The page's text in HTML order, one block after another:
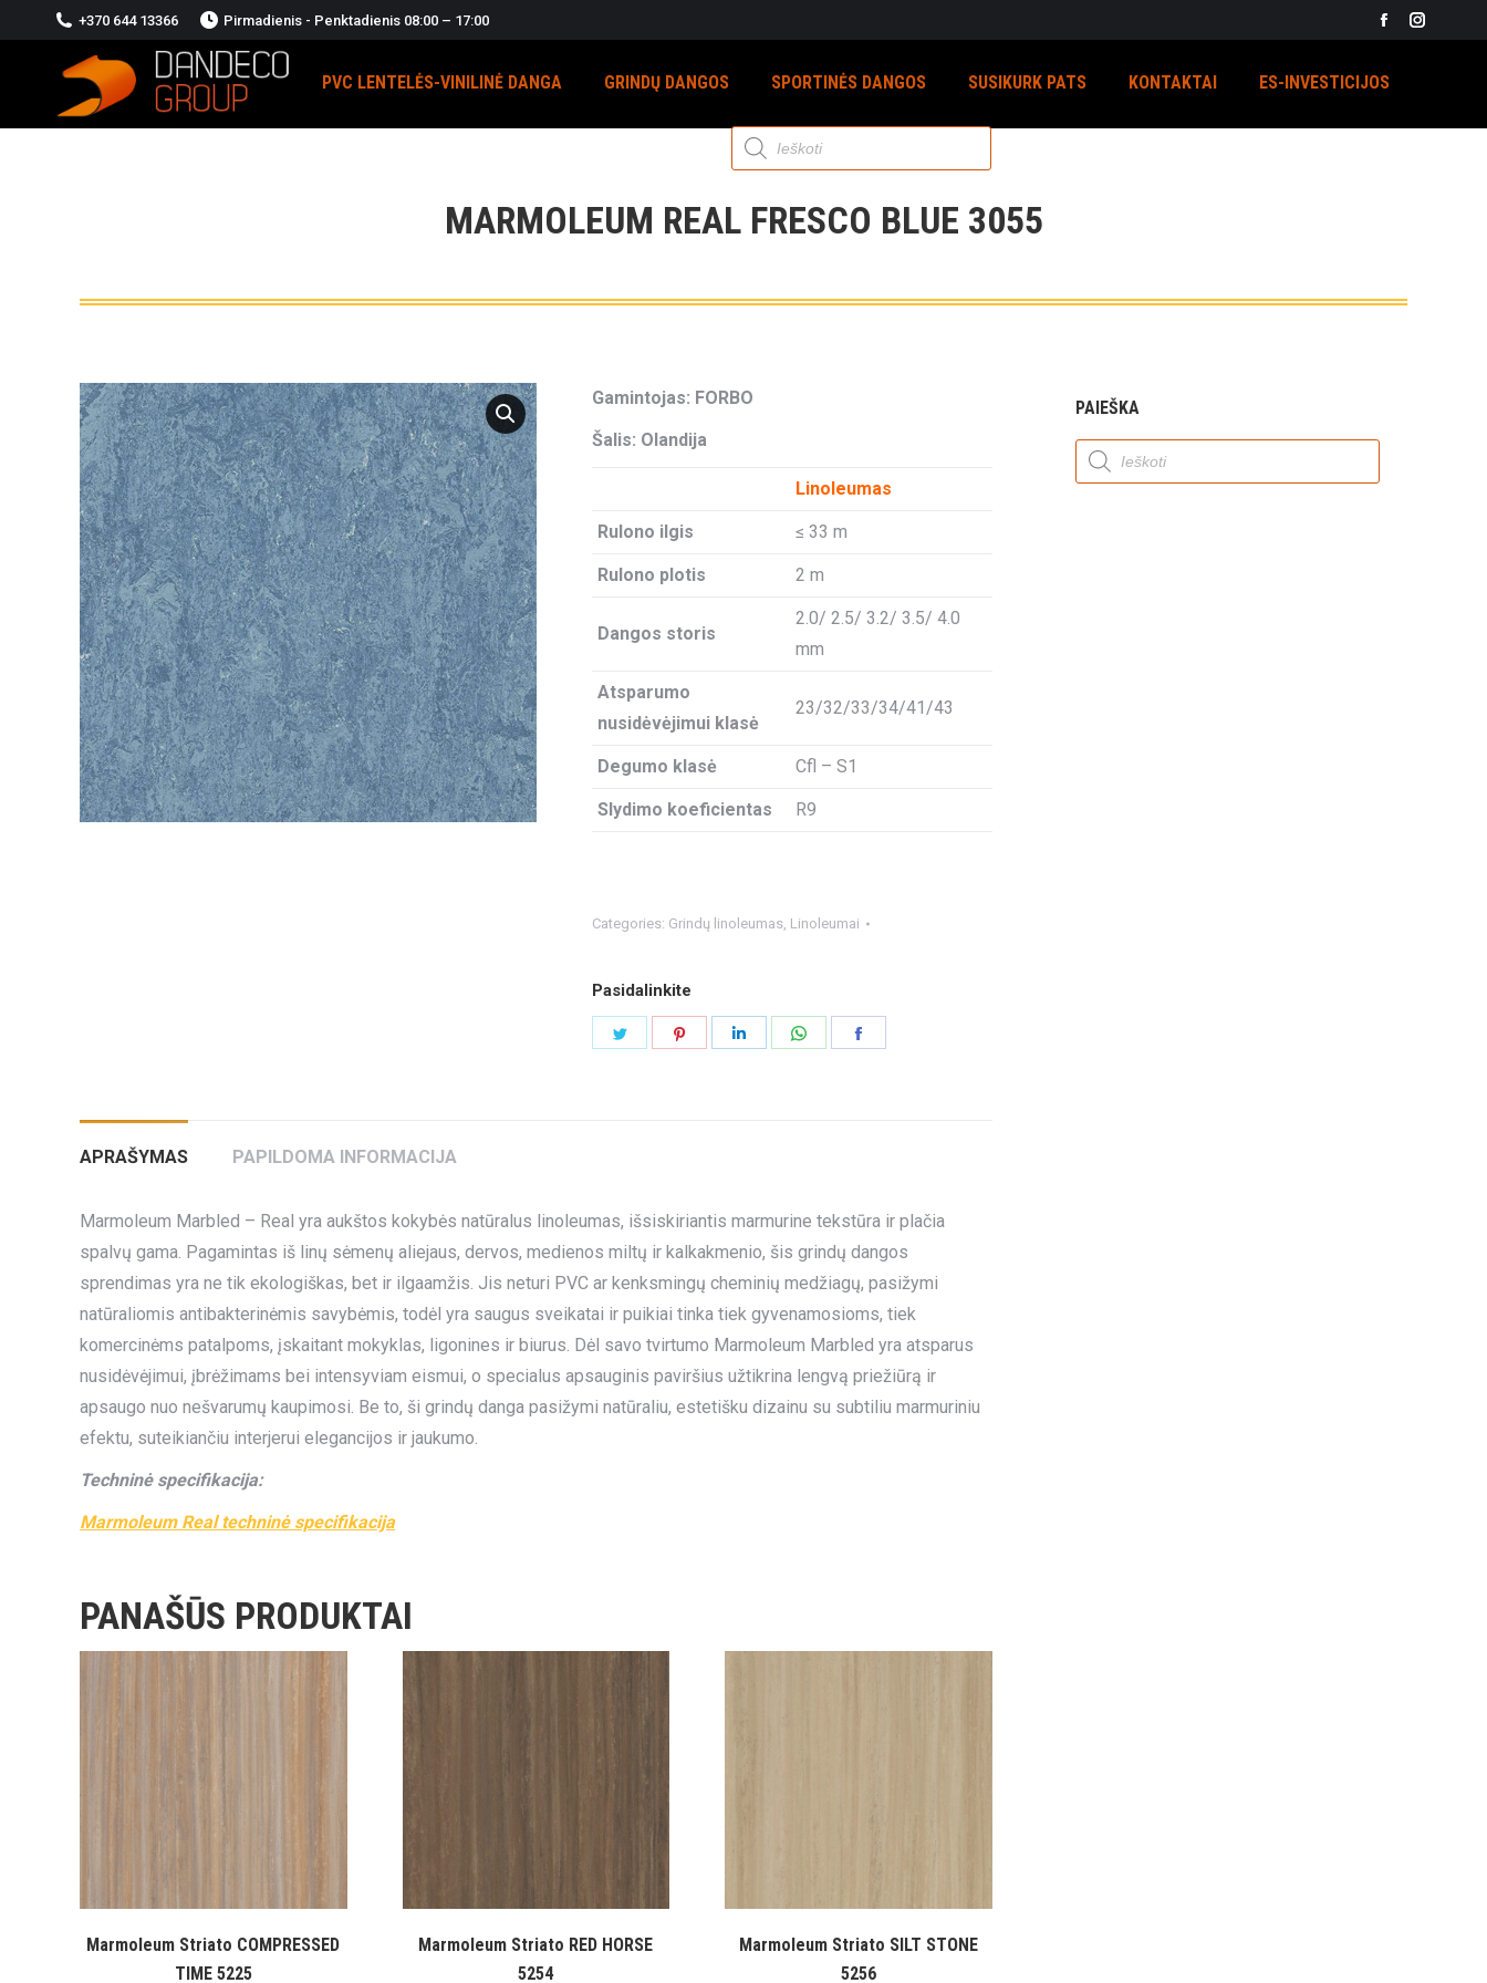
+370 644 13366 Pirmadienis - Penktadienis 08:00 – 17:00
Facebook
opens
PVC LENTELĖS-VINILINĖ DANGA GRINDŲ DANGOS SPORTINĖS DANGOS SUSIKURK PATS KONTAKTAI ES-INVESTICIJOS
Products
search
MARMOLEUM REAL FRESCO BLUE 3055
Gamintojas: FORBO
Šalis: Olandija
Linoleumas
Rulono ilgis ≤ 33 m
Rulono plotis 2 m
Dangos storis
2.0/ 2.5/ 3.2/ 3.5/ 4.0
mm
Atsparumo
nusidėvėjimui klasė
23/32/33/34/41/43
Degumo klasė Cfl – S1
Slydimo koeficientas R9
Categories: Grindų linoleumas, Linoleumai
Pasidalinkite
Share
Share
APRAŠYMAS PAPILDOMA INFORMACIJA
Marmoleum Marbled – Real yra aukštos kokybės natūralus linoleumas, išsiskiriantis marmurine tekstūra ir plačia
spalvų gama. Pagamintas iš linų sėmenų aliejaus, dervos, medienos miltų ir kalkakmenio, šis grindų dangos
sprendimas yra ne tik ekologiškas, bet ir ilgaamžis. Jis neturi PVC ar kenksmingų cheminių medžiagų, pasižymi
natūraliomis antibakterinėmis savybėmis, todėl yra saugus sveikatai ir puikiai tinka tiek gyvenamosioms, tiek
komercinėms patalpoms, įskaitant mokyklas, ligonines ir biurus. Dėl savo tvirtumo Marmoleum Marbled yra atsparus
nusidėvėjimui, įbrėžimams bei intensyviam eismui, o specialus apsauginis paviršius užtikrina lengvą priežiūrą ir
apsaugo nuo nešvarumų kaupimosi. Be to, ši grindų danga pasižymi natūraliu, estetišku dizainu su subtiliu marmuriniu
efektu, suteikiančiu interjerui elegancijos ir jaukumo.
Techninė specifikacija:
Marmoleum Real techninė specifikacija
PANAŠŪS PRODUKTAI
Marmoleum Striato COMPRESSED
TIME 5225
Marmoleum Striato RED HORSE
5254
Marmoleum Striato SILT STONE
5256
PAIEŠKA
Products
search